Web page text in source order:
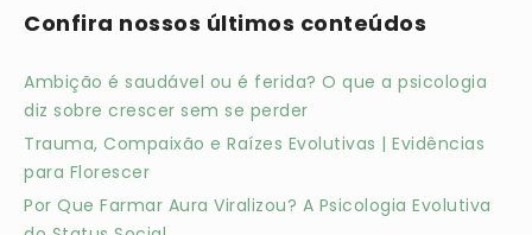
Confira nossos últimos conteúdos
Ambição é saudável ou é ferida? O que a psicologia
diz sobre crescer sem se perder
Trauma, Compaixão e Raízes Evolutivas | Evidências
para Florescer
Por Que Farmar Aura Viralizou? A Psicologia Evolutiva